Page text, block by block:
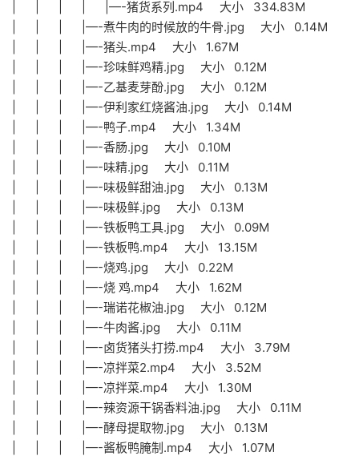
| | | | |—-猪货系列.mp4 大小 334.83M
| | | |—-煮牛肉的时候放的牛骨.jpg 大小 0.14M
| | | |—-猪头.mp4 大小 1.67M
| | | |—-珍味鲜鸡精.jpg 大小 0.12M
| | | |—-乙基麦芽酚.jpg 大小 0.12M
| | | |—-伊利家红烧酱油.jpg 大小 0.14M
| | | |—-鸭子.mp4 大小 1.34M
| | | |—-香肠.jpg 大小 0.10M
| | | |—-味精.jpg 大小 0.11M
| | | |—-味极鲜甜油.jpg 大小 0.13M
| | | |—-味极鲜.jpg 大小 0.13M
| | | |—-铁板鸭工具.jpg 大小 0.09M
| | | |—-铁板鸭.mp4 大小 13.15M
| | | |—-烧鸡.jpg 大小 0.22M
| | | |—-烧 鸡.mp4 大小 1.62M
| | | |—-瑞诺花椒油.jpg 大小 0.12M
| | | |—-牛肉酱.jpg 大小 0.11M
| | | |—-卤货猪头打捞.mp4 大小 3.79M
| | | |—-凉拌菜2.mp4 大小 3.52M
| | | |—-凉拌菜.mp4 大小 1.30M
| | | |—-辣资源干锅香料油.jpg 大小 0.11M
| | | |—-酵母提取物.jpg 大小 0.13M
| | | |—-酱板鸭腌制.mp4 大小 1.07M